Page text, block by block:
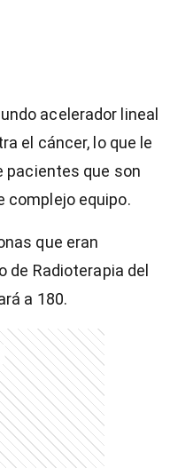
acelerador lineal
el cáncer, lo que le
pacientes que son
complejo equipo.
que eran
de Radioterapia del
a 180.